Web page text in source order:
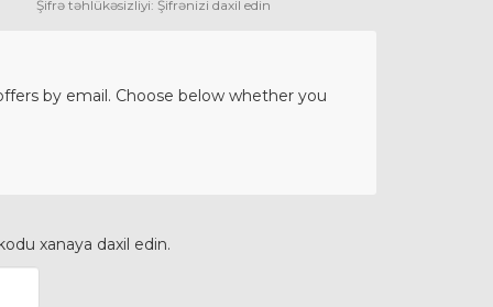
Şifrə təhlükəsizliyi: Şifrənizi daxil edin
by email. Choose below whether you
xanaya daxil edin.